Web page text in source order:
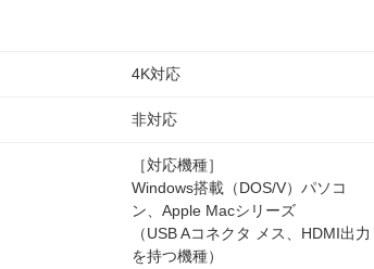
4K対応
非対応
［対応機種］
Windows搭載（DOS/V）パソコ
ン、Apple Macシリーズ
（USB Aコネクタ メス、HDMI出力
を持つ機種）